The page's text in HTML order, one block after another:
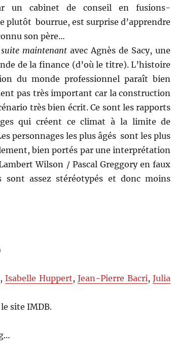
un cabinet de conseil en fusions-
plutôt bourrue, est surprise d’apprendre
son père…
maintenant avec Agnès de Sacy, une
de la finance (d’où le titre). L’histoire
du monde professionnel paraît bien
pas très important car la construction
très bien écrit. Ce sont les rapports
qui créent ce climat à la limite de
personnages les plus âgés sont les plus
bien portés par une interprétation
Wilson / Pascal Greggory en faux
sont assez stéréotypés et donc moins
,Isabelle Huppert,Jean-Pierre Bacri,Julia
site IMDB.